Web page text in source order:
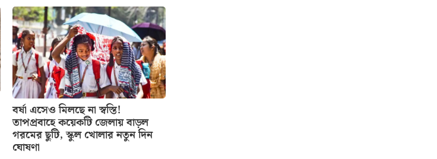
বর্ষা এসেও মিলছে না স্বস্তি!
তাপপ্রবাহে কয়েকটি জেলায় বাড়ল
গরমের ছুটি, স্কুল খোলার নতুন দিন
ঘোষণা